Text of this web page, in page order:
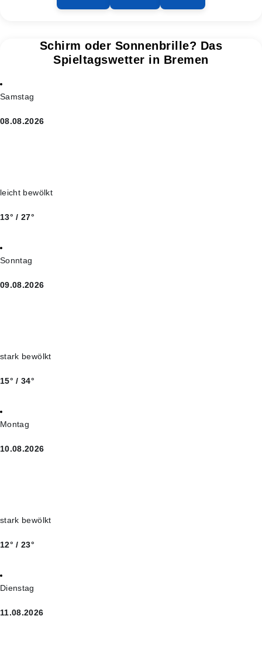
Schirm oder Sonnenbrille? Das
Spieltagswetter in Bremen
Samstag
08.08.2026
leicht bewölkt
13° / 27°
Sonntag
09.08.2026
stark bewölkt
15° / 34°
Montag
10.08.2026
stark bewölkt
12° / 23°
Dienstag
11.08.2026